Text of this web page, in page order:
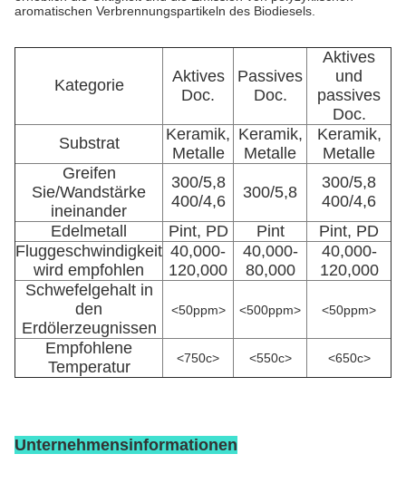
aromatischen Verbrennungspartikeln des Biodiesels.
Kategorie
Aktives
Doc.
Passives
Doc.
Aktives
und
passives
Doc.
Substrat
Keramik,
Metalle
Keramik,
Metalle
Keramik,
Metalle
Greifen
Sie/Wandstärke
ineinander
300/5,8
400/4,6
300/5,8
300/5,8
400/4,6
Edelmetall
Pint, PD Pint
Pint, PD
Fluggeschwindigkeit
wird empfohlen
40,000-
120,000
40,000-
80,000
40,000-
120,000
Schwefelgehalt in
den
Erdölerzeugnissen
<50ppm> <500ppm> <50ppm>
Empfohlene
Temperatur
<750c> <550c> <650c>
Unternehmensinformationen